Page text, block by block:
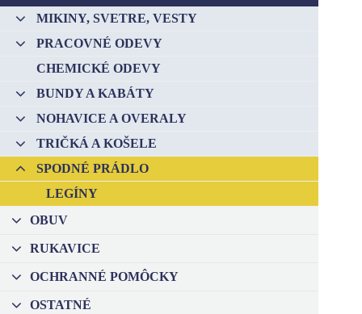
MIKINY, SVETRE, VESTY
–
PRACOVNÉ ODEVY
–
CHEMICKÉ ODEVY
–
BUNDY A KABÁTY
–
NOHAVICE A OVERALY
–
TRIČKÁ A KOŠELE
–
SPODNÉ PRÁDLO
–
LEGÍNY
OBUV
–
RUKAVICE
–
OCHRANNÉ POMÔCKY
–
OSTATNÉ